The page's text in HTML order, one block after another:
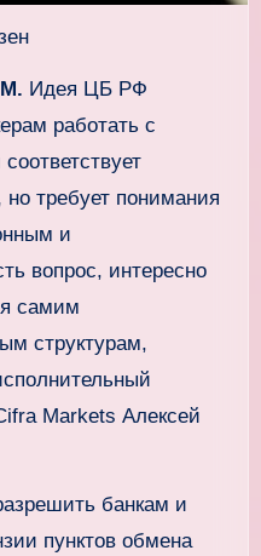
Идея ЦБ РФ
работать с
требует понимания
и
вопрос, интересно
самим
структурам,
Markets Алексей
банкам и
пунктов обмена